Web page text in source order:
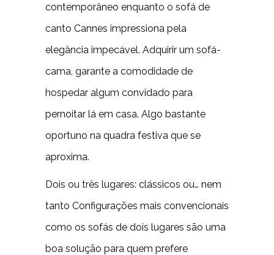
contemporâneo enquanto o sofá de
canto Cannes impressiona pela
elegância impecável. Adquirir um sofá-
cama, garante a comodidade de
hospedar algum convidado para
pernoitar lá em casa. Algo bastante
oportuno na quadra festiva que se
aproxima.
Dois ou três lugares: clássicos ou… nem
tanto Configurações mais convencionais
como os sofás de dois lugares são uma
boa solução para quem prefere